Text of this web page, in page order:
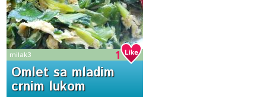
milak3 1
Omlet sa mladim
crnim lukom